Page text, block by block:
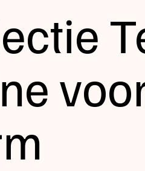
& historie